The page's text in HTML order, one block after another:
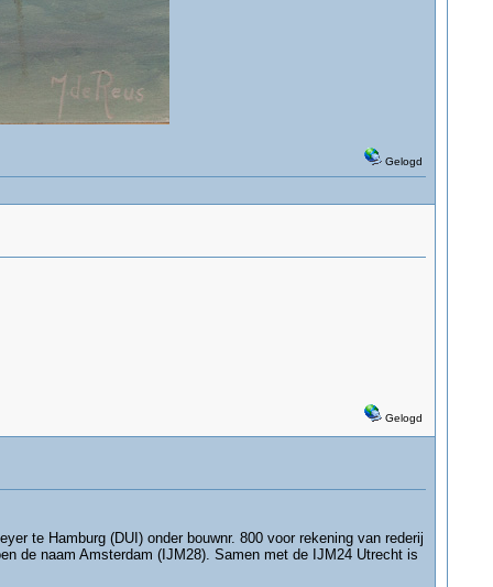
Gelogd
Gelogd
te Hamburg (DUI) onder bouwnr. 800 voor rekening van rederij
de naam Amsterdam (IJM28). Samen met de IJM24 Utrecht is